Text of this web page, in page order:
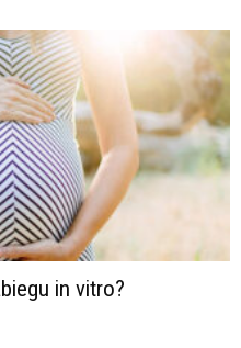
in vitro?